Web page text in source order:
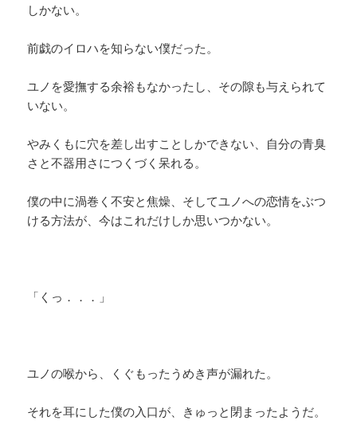
しかない。
前戯のイロハを知らない僕だった。
ユノを愛撫する余裕もなかったし、その隙も与えられて
いない。
やみくもに穴を差し出すことしかできない、自分の青臭
さと不器用さにつくづく呆れる。
僕の中に渦巻く不安と焦燥、そしてユノへの恋情をぶつ
ける方法が、今はこれだけしか思いつかない。
「くっ．．．」
ユノの喉から、くぐもったうめき声が漏れた。
それを耳にした僕の入口が、きゅっと閉まったようだ。